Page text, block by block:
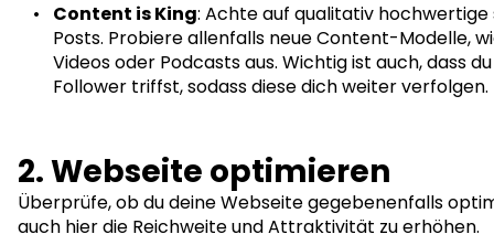
Content is King: Achte auf qualitativ hochwertige
Posts. Probiere allenfalls neue Content-Modelle,
Videos oder Podcasts aus. Wichtig ist auch, dass
Follower triffst, sodass diese dich weiter verfolgen.
2. Webseite optimieren
Überprüfe, ob du deine Webseite gegebenenfalls
auch hier die Reichweite und Attraktivität zu erhöhen.